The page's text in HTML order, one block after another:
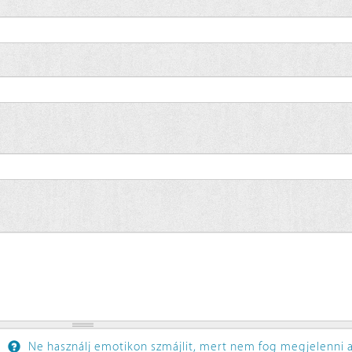
Ne használj emotikon szmájlit, mert nem fog megjelenni